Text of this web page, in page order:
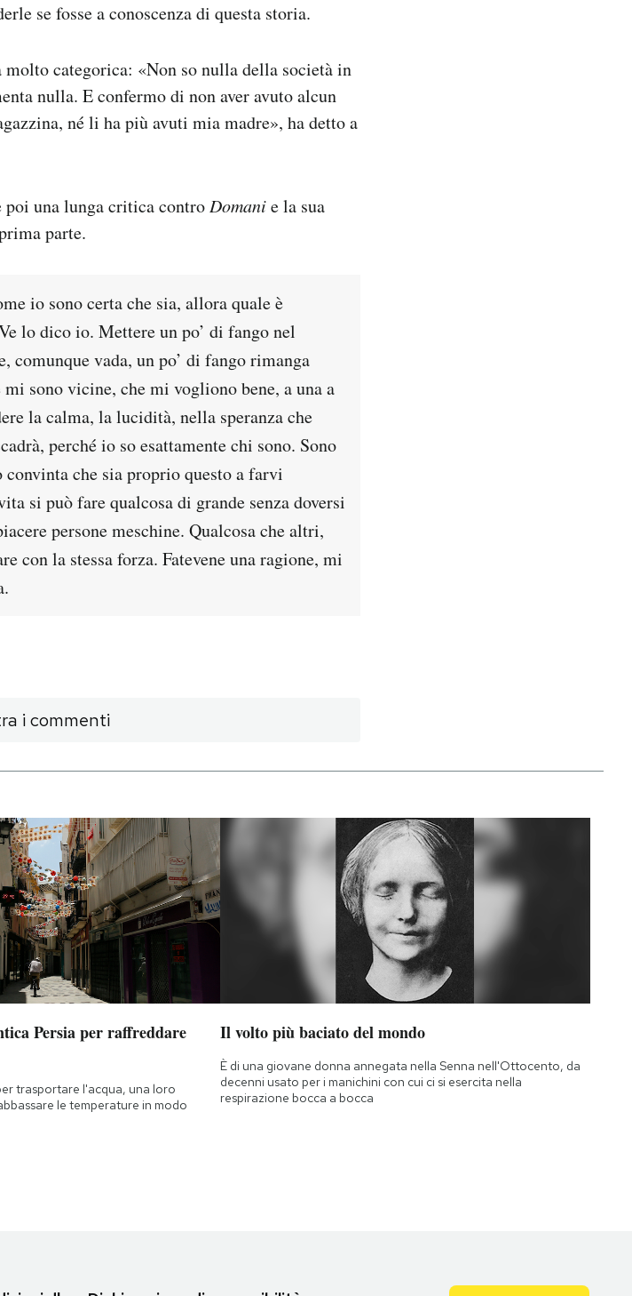
se fosse a conoscenza di questa storia.
molto categorica: «Non so nulla della società in
nulla. E confermo di non aver avuto alcun
né li ha più avuti mia madre», ha detto a
poi una lunga critica controDomanie la sua
parte.
io sono certa che sia, allora quale è
lo dico io. Mettere un po’ di fango nel
comunque vada, un po’ di fango rimanga
sono vicine, che mi vogliono bene, a una a
la calma, la lucidità, nella speranza che
perché io so esattamente chi sono. Sono
convinta che sia proprio questo a farvi
si può fare qualcosa di grande senza doversi
persone meschine. Qualcosa che altri,
con la stessa forza. Fatevene una ragione, mi
i commenti
Persia per raffreddare
trasportare l'acqua, una loro
le temperature in modo
Il volto più baciato del mondo
È di una giovane donna annegata nella Senna nell'Ottocento, da
decenni usato per i manichini con cui ci si esercita nella
respirazione bocca a bocca